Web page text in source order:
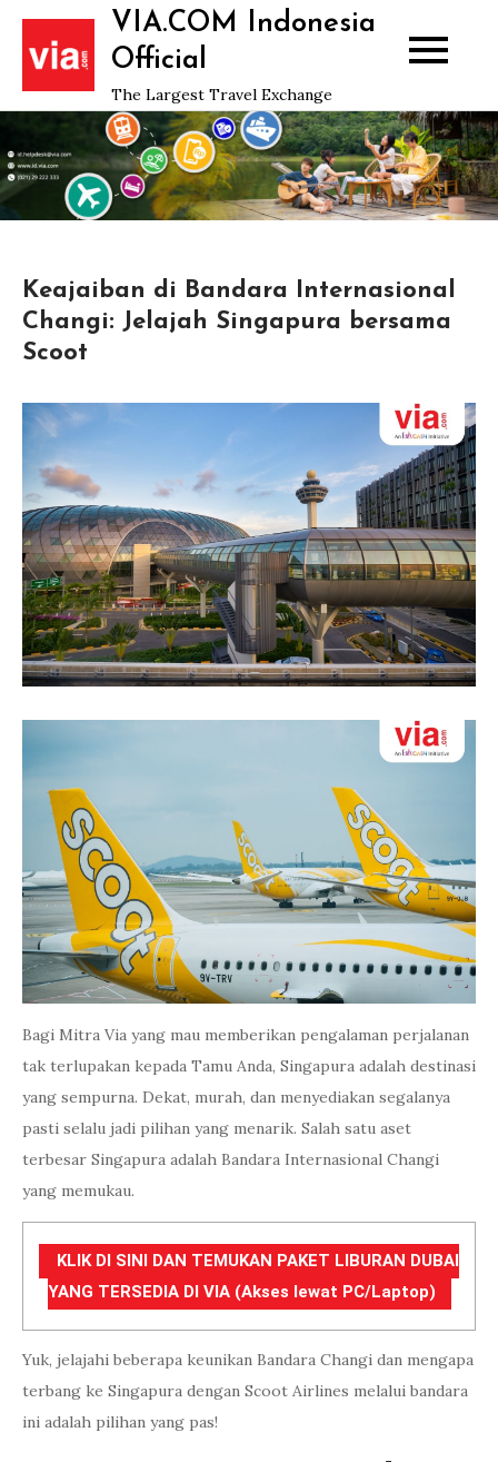
Skip
content
VIA.COM Indonesia
Official
The Largest Travel Exchange
Keajaiban di Bandara Internasional
Changi: Jelajah Singapura bersama
Scoot
Bagi Mitra Via yang mau memberikan pengalaman perjalanan
tak terlupakan kepada Tamu Anda, Singapura adalah destinasi
yang sempurna. Dekat, murah, dan menyediakan segalanya
pasti selalu jadi pilihan yang menarik. Salah satu aset
terbesar Singapura adalah Bandara Internasional Changi
yang memukau.
KLIK DI SINI DAN TEMUKAN PAKET LIBURAN DUBAI
YANG TERSEDIA DI VIA (Akses lewat PC/Laptop)
Yuk, jelajahi beberapa keunikan Bandara Changi dan mengapa
terbang ke Singapura dengan Scoot Airlines melalui bandara
ini adalah pilihan yang pas!